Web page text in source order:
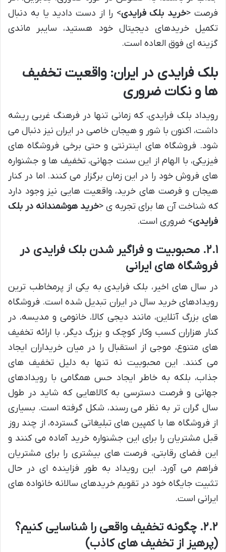
فرصت <خرید بلک فرایدی> را از دست دادید یا به دنبال
تکمیل خریدهای دیجیتال خود هستید، سایبر ماندی
گزینه ای فوق العاده است.
بلک فرایدی در ایران: واقعیت تخفیف
ها و نکات ضروری
رویداد بلک فرایدی، که زمانی تنها در فرهنگ غربی ریشه
داشت، اکنون با شور و هیجان خاصی در ایران نیز دنبال می
شود. فروشگاه های اینترنتی و حتی برخی فروشگاه های
فیزیکی، با الهام از این سنت جهانی، تخفیف ها و جشنواره
های فروش خود را در این زمان برگزار می کنند. اما در کنار
هیجان و فرصت های خرید، واقعیت هایی نیز وجود دارد
که شناخت آن ها برای تجربه ی <خرید هوشمندانه در بلک
فرایدی> ضروری است.
۲.۱. محبوبیت و فراگیر شدن بلک فرایدی در
فروشگاه های ایرانی
در سال های اخیر، بلک فرایدی به یکی از پرمخاطب ترین
رویدادهای خرید سال در ایران تبدیل شده است. فروشگاه
های بزرگ آنلاین، مانند دیجی کالا، خانومی و مدیسه، در
کنار هزاران کسب وکار کوچک و بزرگ دیگر، با ارائه تخفیف
های متنوع، موجی از استقبال را در میان خریداران ایجاد
می کنند. این محبوبیت نه تنها به دلیل تخفیف های
جذاب، بلکه به خاطر ایجاد حس همگامی با رویدادهای
جهانی و فرصت دسترسی به کالاهایی که شاید در طول
سال گران تر به نظر می رسند، شکل گرفته است. بسیاری
از فروشگاه ها با کمپین های تبلیغاتی گسترده، از چند روز
قبل مشتریان را برای این جشنواره خرید آماده می کنند و
این فضای رقابتی، فرصت های بیشتری را برای مشتریان
فراهم می آورد. این رویداد به طور فزاینده ای در حال
تثبیت جایگاه خود در تقویم خریدهای سالانه خانواده های
ایرانی است.
۲.۲. چگونه تخفیف واقعی را شناسایی کنیم؟
(پرهیز از تخفیف های کاذب)